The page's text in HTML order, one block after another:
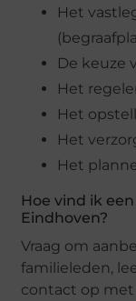
Het
De keuze
Het
Het
Het
Het
Hoe vind ik
Eindhoven?
Vraag om
familieleden,
contact op